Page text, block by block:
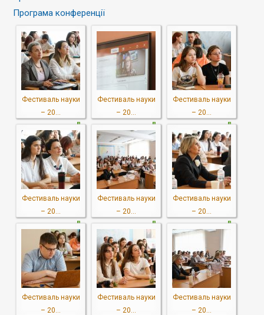
Програма конференції
Фестиваль науки
– 20...
Фестиваль науки
– 20...
Фестиваль науки
– 20...
Фестиваль науки
– 20...
Фестиваль науки
– 20...
Фестиваль науки
– 20...
Фестиваль науки
– 20...
Фестиваль науки
– 20...
Фестиваль науки
– 20...